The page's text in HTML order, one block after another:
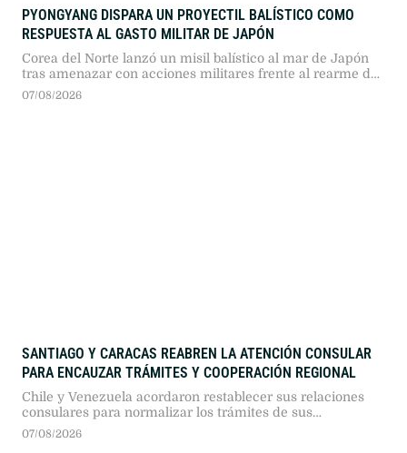
PYONGYANG DISPARA UN PROYECTIL BALÍSTICO COMO
RESPUESTA AL GASTO MILITAR DE JAPÓN
Corea del Norte lanzó un misil balístico al mar de Japón
tras amenazar con acciones militares frente al rearme de
Tokio. El ensayo responde a la nueva doctrina defensiva
07/08/2026
SANTIAGO Y CARACAS REABREN LA ATENCIÓN CONSULAR
PARA ENCAUZAR TRÁMITES Y COOPERACIÓN REGIONAL
Chile y Venezuela acordaron restablecer sus relaciones
consulares para normalizar los trámites de sus
ciudadanos y habilitar un canal de diálogo. El avance
07/08/2026